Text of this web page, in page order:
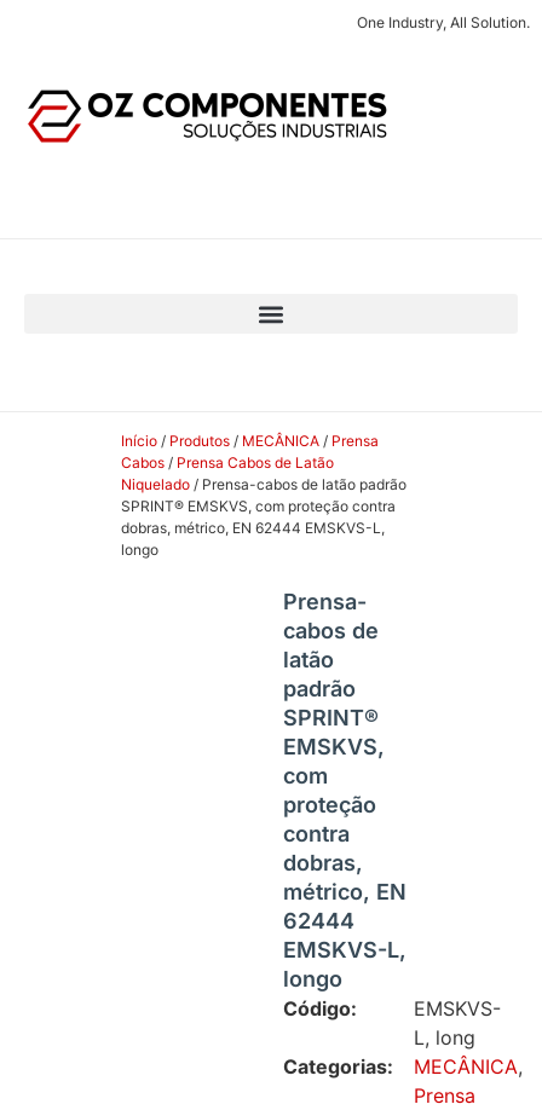
One Industry, All Solution.
Início / Produtos / MECÂNICA / Prensa
Cabos / Prensa Cabos de Latão
Niquelado / Prensa-cabos de latão padrão
SPRINT® EMSKVS, com proteção contra
dobras, métrico, EN 62444 EMSKVS-L,
longo
Prensa-
cabos de
latão
padrão
SPRINT®
EMSKVS,
com
proteção
contra
dobras,
métrico, EN
62444
EMSKVS-L,
longo
Código:
EMSKVS-
L, long
Categorias:
MECÂNICA,
Prensa